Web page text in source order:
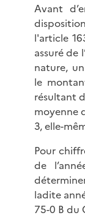
Avant
l'article
assuré de
nature,
le
résultant
moyenne
3, elle-
Pour
de
ladite
75-0 B du